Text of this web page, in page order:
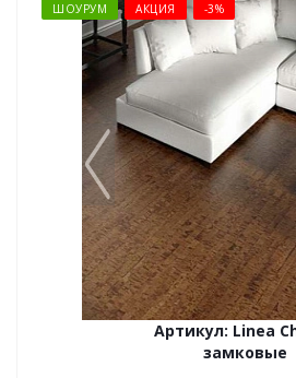
ШОУРУМ АКЦИЯ -3%
Артикул: Linea
замковые